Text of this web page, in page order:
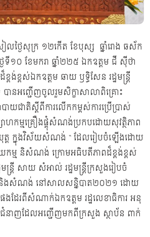
ៀលថ្ងៃសុក្រ ១២កើត ខែបុស្ស ឆ្នាំរោង ឆស័ក
ទី១០ ខែមករា ឆ្នាំ២២៥ ឯកឧត្តម ជី សុីថា
ពង់ខ្ពស់ឯកឧត្តម ឆាយ ឫទ្ធិសែន រដ្ឋមន្ត្រី
ានអញ្ជើញចូលរួមសិក្ខាសាលាពិគ្រោះ
ាតិស្តីពីការលើកកម្ពស់ការប្រើប្រាស់
ហកម្មគ្រឿងផ្គុំសំណង់ប្រកបដោយសុវត្ថិភាព
ត្ត ក្នុងវិស័យសំណង់ “ ដែលរៀបចំឡើងដោយ
ម្ម និសំណង់ ក្រោមអធិបតីភាពដ៏ខ្ពង់ខ្ពស់
ន្ត្រី សាយ សំអាល់ រដ្ឋមន្ត្រីក្រសួងរៀបចំ
និងសំណង់ នៅសាលសន្និបាត២០២១ ដោយ
ងដែរពីសំណាក់ឯកឧត្តម រដ្ឋលេខាធិការ អនុ
រីជំនាញដែលអញ្ជើញមកពីក្រសួង ស្ថាប័ន ពាក់